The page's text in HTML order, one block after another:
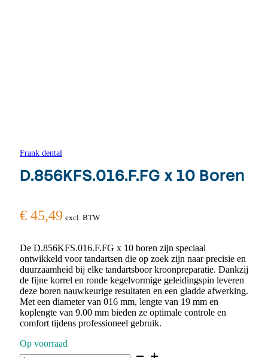
Frank dental
D.856KFS.016.F.FG x 10 Boren
€ 45,49 excl. BTW
De D.856KFS.016.F.FG x 10 boren zijn speciaal
ontwikkeld voor tandartsen die op zoek zijn naar precisie en
duurzaamheid bij elke tandartsboor kroonpreparatie. Dankzij
de fijne korrel en ronde kegelvormige geleidingspin leveren
deze boren nauwkeurige resultaten en een gladde afwerking.
Met een diameter van 016 mm, lengte van 19 mm en
koplengte van 9.00 mm bieden ze optimale controle en
comfort tijdens professioneel gebruik.
Op voorraad
D.856KFS.016.F.FG